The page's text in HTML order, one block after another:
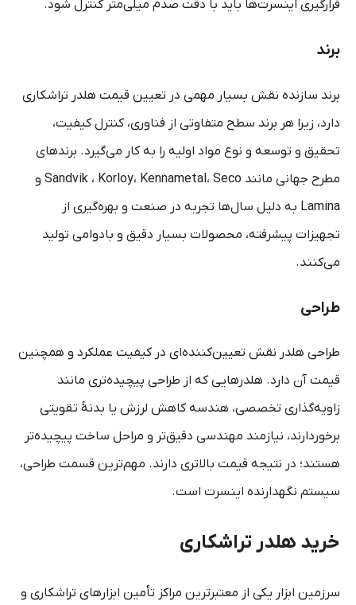
قرارگیری اینسرت‌ها باید با دقت صدم میلی‌متر کنترل شود.
برند
برند سازنده نقش بسیار مهمی در تعیین قیمت هلدر تراشکاری
دارد، زیرا هر برند سطح متفاوتی از فناوری، کنترل کیفیت،
تحقیق و توسعه و نوع مواد اولیه را به کار می‌گیرد. برندهای
مطرح جهانی مانند Sandvik ، Korloy، Kennametal، Seco و
Lamina به دلیل سال‌ها تجربه در صنعت و بهره‌گیری از
تجهیزات پیشرفته، محصولات بسیار دقیق و بادوامی تولید
می‌کنند.
طراحی
طراحی هلدر نقش تعیین‌کننده‌ای در کیفیت عملکرد و همچنین
قیمت آن دارد. هلدرهایی که از طراحی پیچیده‌تری مانند
زاویه‌گذاری تخصصی، هندسه کاهش لرزش یا بدنۀ تقویتی
برخوردارند، نیازمند مهندسی دقیق‌تر و مراحل ساخت پیچیده‌تر
هستند؛ در نتیجه قیمت بالاتری دارند. مهم‌ترین قسمت طراحی،
سیستم نگهدارنده اینسرت است.
خرید هلدر تراشکاری
سرزمین ابزار یکی از معتبرترین مراکز تأمین ابزارهای تراشکاری و